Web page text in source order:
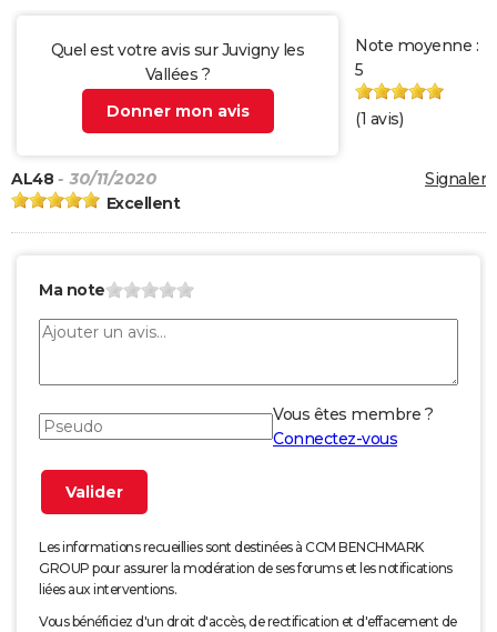
Quel est votre avis sur Juvigny les
Vallées ?
Donner mon avis
Note moyenne :
5
(1 avis)
Signaler
AL48 - 30/11/2020
Excellent
Ma note
Vous êtes membre ?
Connectez-vous
Les informations recueillies sont destinées à CCM BENCHMARK
GROUP pour assurer la modération de ses forums et les notifications
liées aux interventions.
Vous bénéficiez d'un droit d'accès, de rectification et d'effacement de